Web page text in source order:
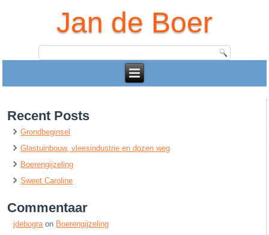
Jan de Boer
Recent Posts
Grondbeginsel
Glastuinbouw, vleesindustrie en dozen weg
Boerengijzeling
Sweet Caroline
Commentaar
jdebograon Boerengijzeling